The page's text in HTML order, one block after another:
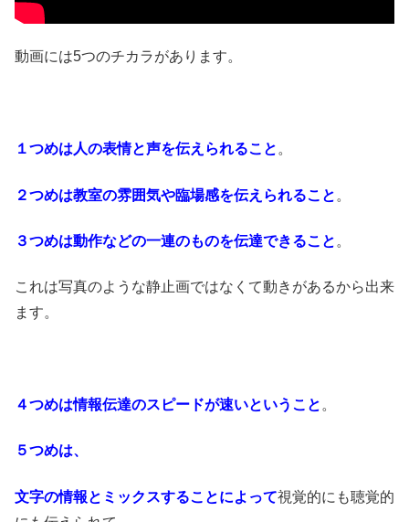
動画には5つのチカラがあります。
１つめは人の表情と声を伝えられること 。
２つめは教室の雰囲気や臨場感を伝えられること 。
３つめは動作などの一連のものを伝達できること 。
これは写真のような静止画ではなくて動きがあるから出来
ます。
４つめは情報伝達のスピードが速いということ 。
５つめは、
文字の情報とミックスすることによって視覚的にも聴覚的